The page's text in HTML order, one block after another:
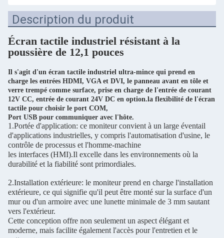
Description du produit
Écran tactile industriel résistant à la
poussière de 12,1 pouces
Il s'agit d'un écran tactile industriel ultra-mince qui prend en
charge les entrées HDMI, VGA et DVI, le panneau avant en tôle et
verre trempé comme surface, prise en charge de l'entrée de courant
12V CC, entrée de courant 24V DC en option.la flexibilité de l'écran
tactile pour choisir le port COM,
Port USB pour communiquer avec l'hôte.
1.Portée d'application: ce moniteur convient à un large éventail
d'applications industrielles, y compris l'automatisation d'usine, le
contrôle de processus et l'homme-machine
les interfaces (HMI).Il excelle dans les environnements où la
durabilité et la fiabilité sont primordiales.
2.Installation extérieure: le moniteur prend en charge l'installation
extérieure, ce qui signifie qu'il peut être monté sur la surface d'un
mur ou d'un armoire avec une lunette minimale de 3 mm sautant
vers l'extérieur.
Cette conception offre non seulement un aspect élégant et
moderne, mais facilite également l'accès pour l'entretien et le